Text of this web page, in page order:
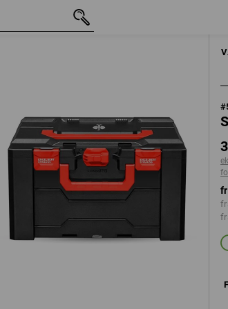
#
398,75 kr.
med moms